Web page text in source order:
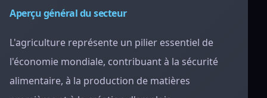
Aperçu général du secteur
L'agriculture représente un pilier essentiel de
l'économie mondiale, contribuant à la sécurité
alimentaire, à la production de matières